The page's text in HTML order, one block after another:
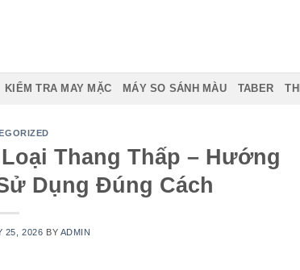
KIỂM TRA MAY MẶC MÁY SO SÁNH MÀU TABER
Thang Thấp – Hướng
Dụng Đúng Cách
25, 2026 BY ADMIN